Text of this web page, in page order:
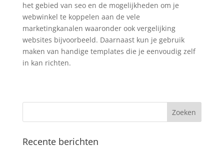
het gebied van seo en de mogelijkheden om je
webwinkel te koppelen aan de vele
marketingkanalen waaronder ook vergelijking
websites bijvoorbeeld. Daarnaast kun je gebruik
maken van handige templates die je eenvoudig zelf
in kan richten.
Recente berichten